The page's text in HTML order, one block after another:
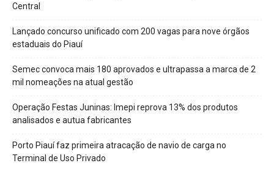
Central
Lançado concurso unificado com 200 vagas para nove órgãos
estaduais do Piauí
Semec convoca mais 180 aprovados e ultrapassa a marca de 2
mil nomeações na atual gestão
Operação Festas Juninas: Imepi reprova 13% dos produtos
analisados e autua fabricantes
Porto Piauí faz primeira atracação de navio de carga no
Terminal de Uso Privado